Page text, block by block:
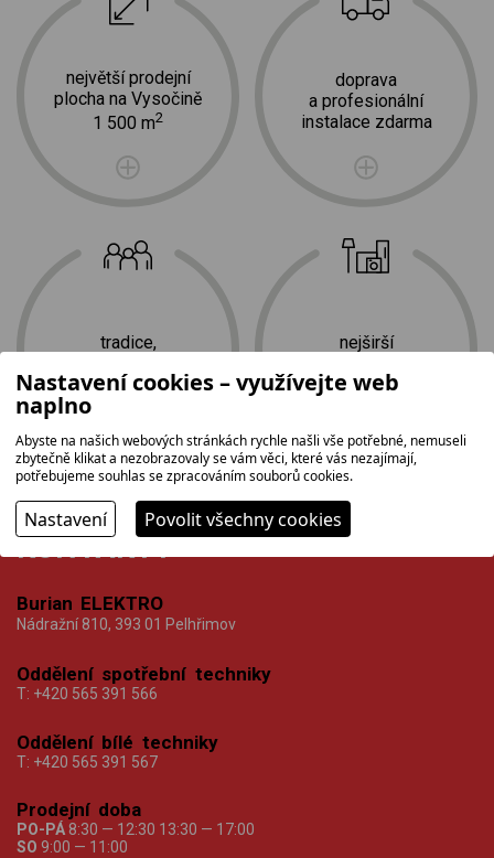
největší prodejní
plocha na Vysočině
1 500 m2
tradice,
doprava
a profesionální
instalace zdarma
nejširší
KONTAKTY
Burian ELEKTRO
Nádražní 810, 393 01 Pelhřimov
Oddělení spotřební techniky
T: +420 565 391 566
Oddělení bílé techniky
T: +420 565 391 567
Prodejní doba
PO-PÁ 8:30 — 12:30 13:30 — 17:00
SO 9:00 — 11:00
Nastavení cookies – využívejte web
naplno
Abyste na našich webových stránkách rychle našli vše potřebné, nemuseli
zbytečně klikat a nezobrazovaly se vám věci, které vás nezajímají,
potřebujeme souhlas se zpracováním souborů cookies.
Nastavení Povolit všechny cookies